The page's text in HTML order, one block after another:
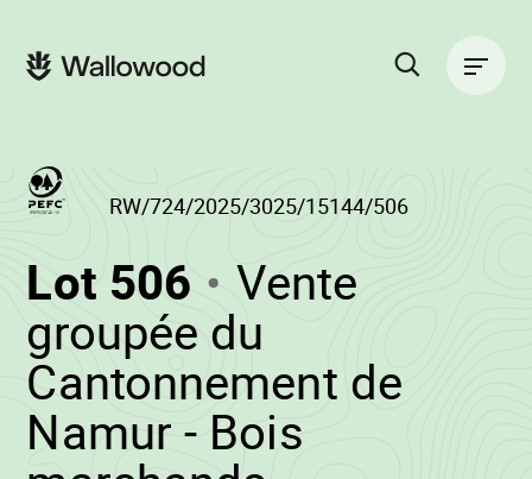
contenu
navigation
principale
Lot 506 (RW/724/
-
Vente
groupée du
Cantonnement de
Namur - Bois
RW/724/2025/3025/15144/506
principale